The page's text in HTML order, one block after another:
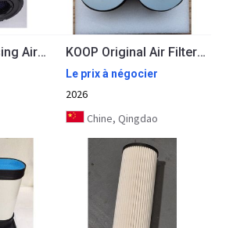
Qingdao Promising Air Filters for China Wheel Loader KOOP Original Air Filter for KOOP KD192FC Engine
Le prix à négocier
2026
Chine, Qingdao